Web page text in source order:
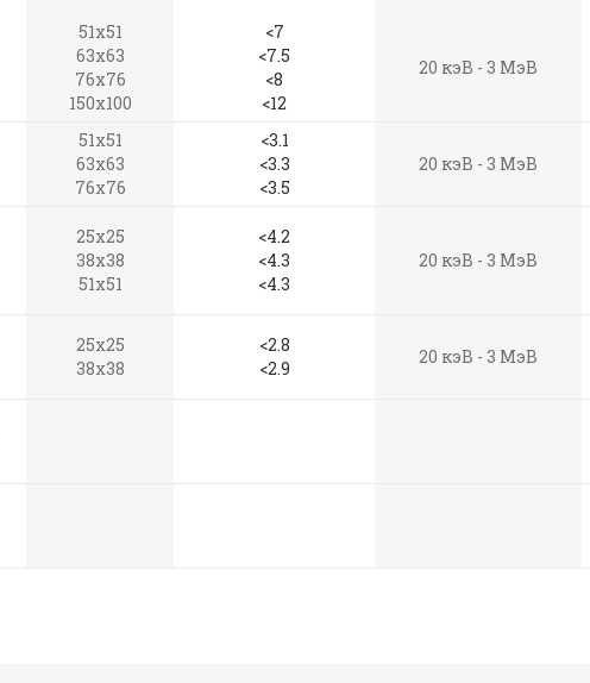
51x51
63x63
76x76
150x100
<7
<7.5
<8
<12
20 кэВ - 3 МэВ
51x51
63x63
76x76
<3.1
<3.3
<3.5
20 кэВ - 3 МэВ
25x25
38x38
51x51
<4.2
<4.3
<4.3
20 кэВ - 3 МэВ
25x25
38x38
<2.8
<2.9
20 кэВ - 3 МэВ